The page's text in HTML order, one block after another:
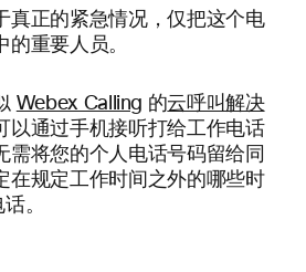
真正的紧急情况，仅把这个电
重要人员。
Webex Calling 的云呼叫解决
以通过手机接听打给工作电话
需将您的个人电话号码留给同
在规定工作时间之外的哪些时
。